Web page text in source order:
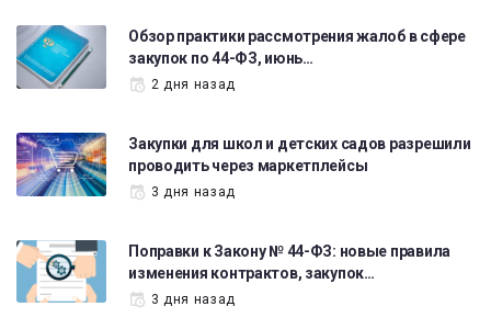
Обзор практики рассмотрения жалоб в сфере
закупок по 44-ФЗ, июнь…
2 дня назад
Закупки для школ и детских садов разрешили
проводить через маркетплейсы
3 дня назад
Поправки к Закону № 44-ФЗ: новые правила
изменения контрактов, закупок…
3 дня назад